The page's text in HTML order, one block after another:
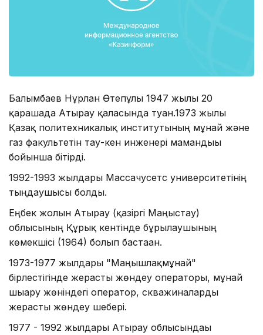
Балғымбаев Нұрлан Өтепұлы 1947 жылы 20
қарашада Атырау қаласында туған.1973 жылы
Қазақ политехникалық институтының мұнай және
газ факультетін тау-кен инженері мамандығы
бойынша бітірді.
1992-1993 жылдары Массачусетс университетінің
тыңдаушысы болды.
Еңбек жолын Атырау (қазіргі Маңғыстау)
облысының Құрық кентінде бұрғылаушының
көмекшісі (1964) болып бастаған.
1973-1977 жылдары "Маңғышлақмұнай"
бірлестігінде жерасты жөндеу операторы, мұнай
шығару жөніндегі оператор, скважиналарды
жерасты жөндеу шебері.
1977 - 1992 жылдары Атырау облысындағы